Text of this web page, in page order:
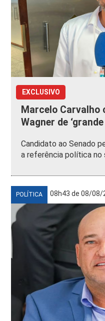
EXCLUSIVO
Marcelo Carvalho
Wagner de
Candidato ao Senado
a referência política no
POLÍTICA 08h43 de 08/08/